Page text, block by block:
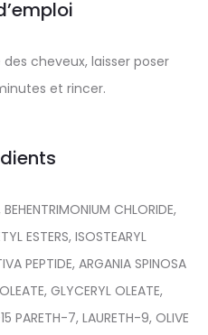
cheveux, laisser poser
et rincer.
CHLORIDE,
ESTERS, ISOSTEARYL
PEPTIDE, ARGANIA SPINOSA
GLYCERYL OLEATE,
PARETH-7, LAURETH-9, OLIVE